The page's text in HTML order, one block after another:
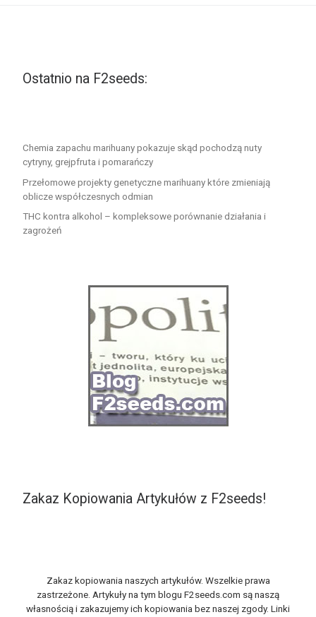
Ostatnio na F2seeds:
Chemia zapachu marihuany pokazuje skąd pochodzą nuty
cytryny, grejpfruta i pomarańczy
Przełomowe projekty genetyczne marihuany które zmieniają
oblicze współczesnych odmian
THC kontra alkohol – kompleksowe porównanie działania i
zagrożeń
Zakaz Kopiowania Artykułów z F2seeds!
Zakaz kopiowania naszych artykułów. Wszelkie prawa
zastrzeżone. Artykuły na tym blogu F2seeds.com są naszą
własnością i zakazujemy ich kopiowania bez naszej zgody. Linki